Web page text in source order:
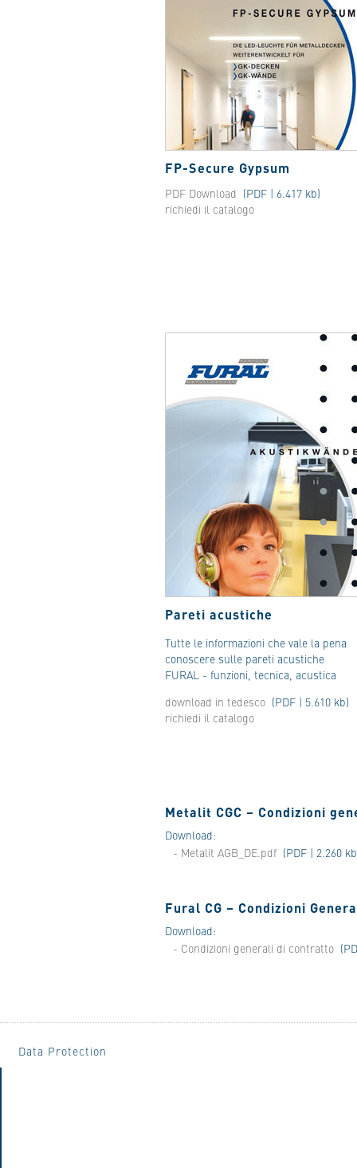
FP-Secure Gypsum
PDF Download (PDF | 6.417 kb)
richiedi il catalogo
Pareti acustiche
Tutte le informazioni che vale la pena
conoscere sulle pareti acustiche
FURAL - funzioni, tecnica, acustica
download in tedesco (PDF | 5.610 kb)
richiedi il catalogo
Metalit CGC – Condizioni
Download:
- Metalit AGB_DE.pdf (PDF | 2.260
Fural CG – Condizioni
Download:
- Condizioni generali di contratto
Data Protection